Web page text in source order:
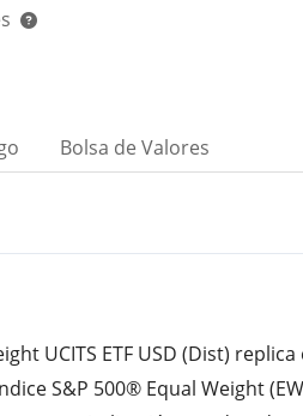
Bolsa de Valores
UCITS ETF USD (Dist)
S&P 500® Equal Weight